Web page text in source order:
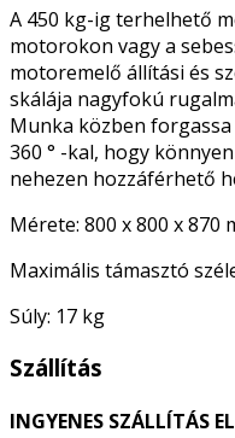
A 450 kg-ig terhelhető
motorokon vagy a
motoremelő állítási és
skálája nagyfokú
Munka közben
360 ° -kal, hogy
nehezen hozzáférhető
Mérete: 800 x 800 x 870
Maximális támasztó
Súly: 17 kg
Szállítás
INGYENES SZÁLLÍTÁS